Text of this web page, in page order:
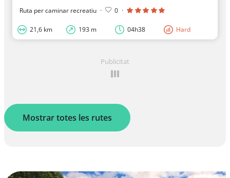
Ruta per caminar recreatiu · 0 ·
21,6 km 193 m 04h38 Hard
Publicitat
Mostrar totes les rutes